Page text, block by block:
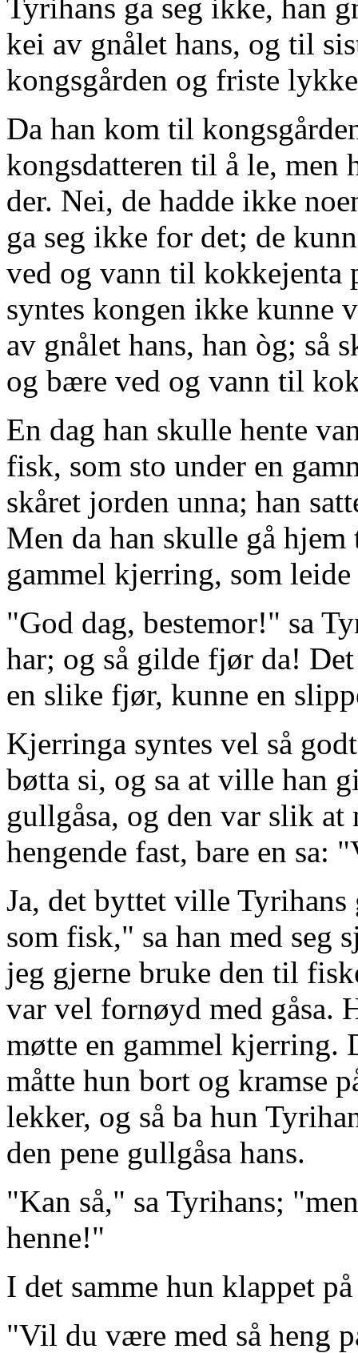
Tyrihans ga seg ikke, han
kei av gnålet hans, og til
kongsgården og friste
Da han kom til
kongsdatteren til å le, men
der. Nei, de hadde ikke
ga seg ikke for det; de
ved og vann til kokkejenta
syntes kongen ikke kunne
av gnålet hans, han òg; så
og bære ved og vann til
En dag han skulle hente
fisk, som sto under en
skåret jorden unna; han
Men da han skulle gå
gammel kjerring, som
"God dag, bestemor!" sa
har; og så gilde fjør da!
en slike fjør, kunne en
Kjerringa syntes vel så
bøtta si, og sa at ville han
gullgåsa, og den var slik at
hengende fast, bare en sa:
Ja, det byttet ville
som fisk," sa han med seg
jeg gjerne bruke den til
var vel fornøyd med gåsa.
møtte en gammel kjerring.
måtte hun bort og kramse
lekker, og så ba hun
den pene gullgåsa hans.
"Kan så," sa Tyrihans;
henne!"
I det samme hun klappet
"Vil du være med så heng